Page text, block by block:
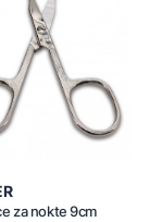
za nokte 9cm